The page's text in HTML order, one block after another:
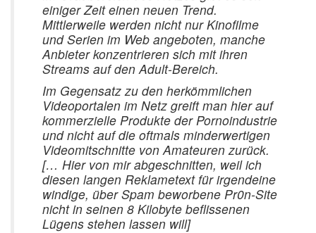
einiger Zeit einen neuen Trend.
Mittlerweile werden nicht nur Kinofilme
und Serien im Web angeboten, manche
Anbieter konzentrieren sich mit ihren
Streams auf den Adult-Bereich.
Im Gegensatz zu den herkömmlichen
Videoportalen im Netz greift man hier auf
kommerzielle Produkte der Pornoindustrie
und nicht auf die oftmals minderwertigen
Videomitschnitte von Amateuren zurück.
[… Hier von mir abgeschnitten, weil ich
diesen langen Reklametext für irgendeine
windige, über Spam beworbene Pr0n-Site
nicht in seinen 8 Kilobyte beflissenen
Lügens stehen lassen will]